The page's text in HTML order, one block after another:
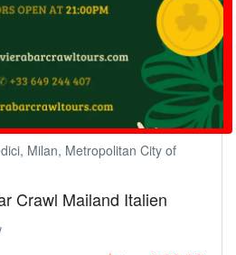
Milan, Metropolitan City of
Crawl Mailand Italien